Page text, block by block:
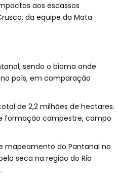
aos escassos
da equipe da Mata
sendo o bioma onde
país, em comparação
de 2,2 milhões de hectares.
formação campestre, campo
mapeamento do Pantanal no
seca na região do Rio